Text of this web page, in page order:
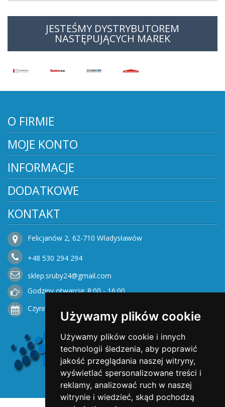
Używamy plików cookie
Używamy plików cookie i innych
technologii śledzenia, aby poprawić
jakość przeglądania naszej witryny,
wyświetlać spersonalizowane treści i
reklamy, analizować ruch w naszej
witrynie i wiedzieć, skąd pochodzą
JESTEŚMY DYSTRYBUTOREM
NASTĘPUJĄCYCH MAREK
O FIRMIE
MOJE KONTO
INFORMACJE
DODATKOWE
KONTAKT
Felicjanów 2, 62-710 Władysławów
+48 530 294 294
sklep.sruby24@gmail.com
Godziny otwarcia: 8:00 - 16:00
Czynne od Poniedziałku do Piątku